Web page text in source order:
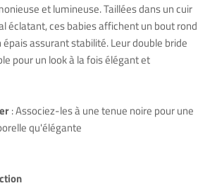
et lumineuse. Taillées dans un cuir
éclatant, ces babies affichent un bout rond
assurant stabilité. Leur double bride
pour un look à la fois élégant et
: Associez-les à une tenue noire pour une
qu'élégante